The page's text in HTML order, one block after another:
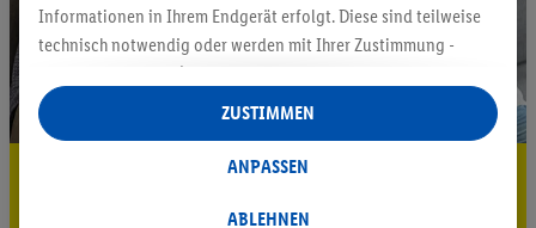
5.95 € Versand sparen³²ᵃ
Jetzt zum Newsletter anmelden
Informationen in Ihrem Endgerät erfolgt. Diese sind teilweise
technisch notwendig oder werden mit Ihrer Zustimmung -
auch durch Partner (u.a.
Verantwortliche; im Zusammenhang mit dem IAB TCF
insgesamt
Statistik-Erstellung oder für personalisierte Werbung
Datenverarbeitungen für personalisierte Werbung werden
ABLEHNEN
ANPASSEN
ZUSTIMMEN